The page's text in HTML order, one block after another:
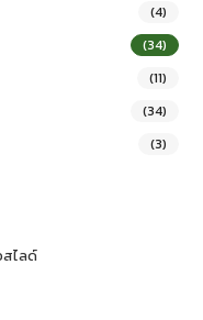
(4)
(34)
(11)
(34)
(3)
สไลด์